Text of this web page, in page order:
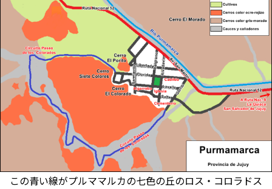
この青い線がプルママルカの七色の丘のロス・コロラドス